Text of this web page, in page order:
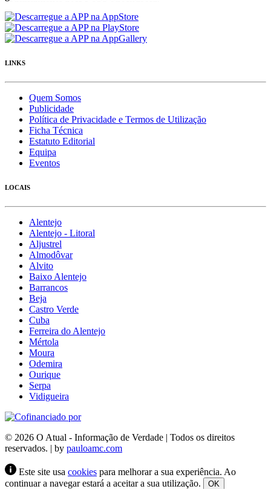
LINKS
Quem Somos
Publicidade
Política de Privacidade e Termos de Utilização
Ficha Técnica
Estatuto Editorial
Equipa
Eventos
LOCAIS
Alentejo
Alentejo - Litoral
Aljustrel
Almodôvar
Alvito
Baixo Alentejo
Barrancos
Beja
Castro Verde
Cuba
Ferreira do Alentejo
Mértola
Moura
Odemira
Ourique
Serpa
Vidigueira
© 2026 O Atual - Informação de Verdade | Todos os direitos
reservados. | by pauloamc.com
Este site usa cookies para melhorar a sua experiência. Ao
continuar a navegar estará a aceitar a sua utilização.
OK